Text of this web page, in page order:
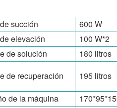
succión
600 W
elevación
100 W*2
de solución
180 litros
de recuperación
195 litros
de la máquina